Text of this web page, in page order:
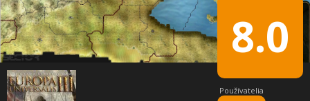
8.0
Používatelia